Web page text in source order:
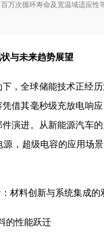
万次循环寿命及宽温域适应性
与未来趋势展望
，全球储能技术正经
借其毫秒级充放电响
演进。从新能源汽车
，超级电容的应用场
材料创新与系统集成的
的性能跃迁